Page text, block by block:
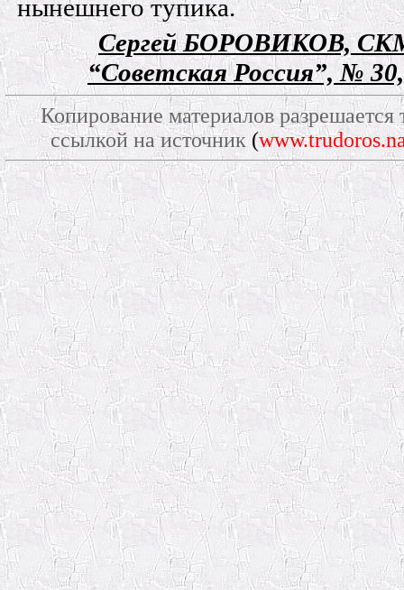
нынешнего тупика.
Сергей БОРОВИКОВ,
“Советская Россия”, №
Копирование материалов разрешается
ссылкой на источник(